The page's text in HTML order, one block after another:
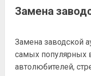
Замена
Замена заводской
самых популярных
автолюбителей,